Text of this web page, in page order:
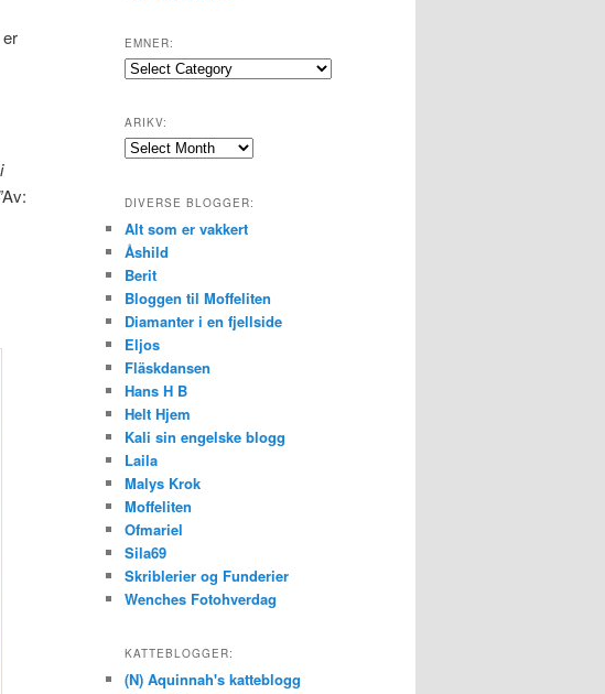
Av:
EMNER:
Emner:
ARIKV:
Arikv:
DIVERSE BLOGGER:
Alt som er vakkert
Åshild
Berit
Bloggen til Moffeliten
Diamanter i en fjellside
Eljos
Fläskdansen
Hans H B
Helt Hjem
Kali sin engelske blogg
Laila
Malys Krok
Moffeliten
Ofmariel
Sila69
Skriblerier og Funderier
Wenches Fotohverdag
KATTEBLOGGER:
(N) Aquinnah's katteblogg